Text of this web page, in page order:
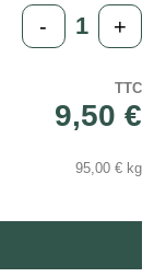
- +
TTC
9,50 €
95,00 € kg